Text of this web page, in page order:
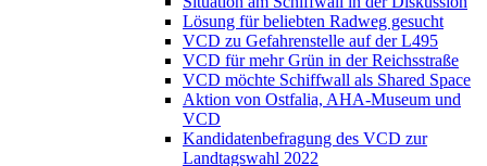
Lösung für beliebten Radweg gesucht
VCD zu Gefahrenstelle auf der L495
VCD für mehr Grün in der Reichsstraße
VCD möchte Schiffwall als Shared Space
Aktion von Ostfalia, AHA-Museum und
VCD
Kandidatenbefragung des VCD zur
Landtagswahl 2022